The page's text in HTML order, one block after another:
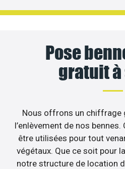
Pose
gratuit
Nous offrons un chiffrage
l’enlèvement de nos
être utilisées pour tout
végétaux. Que ce soit pour
notre structure de location